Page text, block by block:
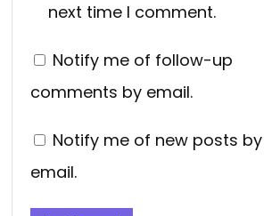
next time I comment.
Notify me of follow-up
comments by email.
Notify me of new posts by
email.